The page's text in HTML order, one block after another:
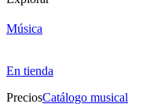
Música
En tienda
PreciosCatálogo musical